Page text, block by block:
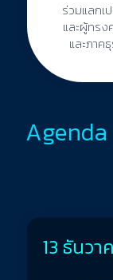
ร่วมแลก
และผู้ทร
และภาค
Agenda
13 ธันว